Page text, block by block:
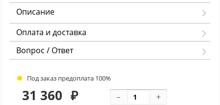
Описание
Оплата и доставка
Вопрос / Ответ
Под заказ предоплата 100%
31 360 ₽